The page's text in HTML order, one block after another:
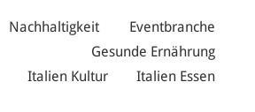
Nachhaltigkeit
Eventbranche
Gesunde Ernährung
Italien Kultur Italien Essen